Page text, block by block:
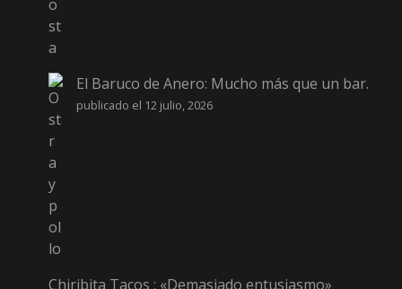
El Baruco de Anero: Mucho más que un bar.
publicado el 12 julio, 2026
Chiribita Tacos : «Demasiado entusiasmo»